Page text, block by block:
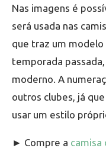
Nas imagens é
será usada nas
que traz um
temporada
moderno. A
outros clubes, já
usar um estilo
► Compre a camisa